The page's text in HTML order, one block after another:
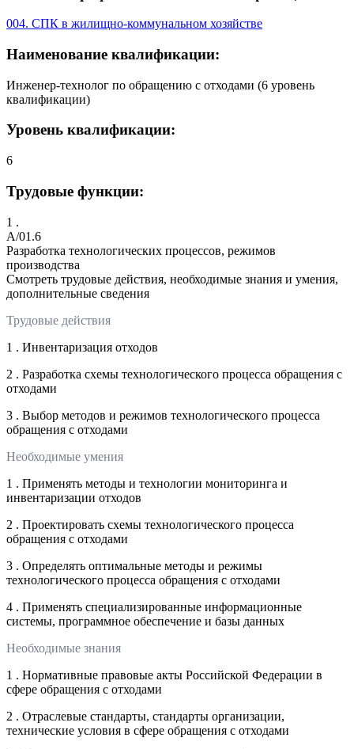
004. СПК в жилищно-коммунальном хозяйстве
Наименование квалификации:
Инженер-технолог по обращению с отходами (6 уровень
квалификации)
Уровень квалификации:
6
Трудовые функции:
1 .
A/01.6
Разработка технологических процессов, режимов
производства
Смотреть трудовые действия, необходимые знания и умения,
дополнительные сведения
Трудовые действия
1 . Инвентаризация отходов
2 . Разработка схемы технологического процесса обращения с
отходами
3 . Выбор методов и режимов технологического процесса
обращения с отходами
Необходимые умения
1 . Применять методы и технологии мониторинга и
инвентаризации отходов
2 . Проектировать схемы технологического процесса
обращения с отходами
3 . Определять оптимальные методы и режимы
технологического процесса обращения с отходами
4 . Применять специализированные информационные
системы, программное обеспечение и базы данных
Необходимые знания
1 . Нормативные правовые акты Российской Федерации в
сфере обращения с отходами
2 . Отраслевые стандарты, стандарты организации,
технические условия в сфере обращения с отходами